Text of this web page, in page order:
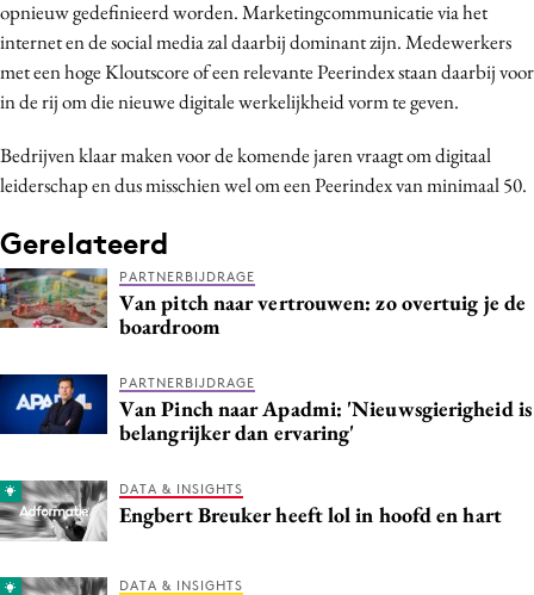
opnieuw gedefinieerd worden. Marketingcommunicatie via het
internet en de social media zal daarbij dominant zijn. Medewerkers
met een hoge Kloutscore of een relevante Peerindex staan daarbij voor
in de rij om die nieuwe digitale werkelijkheid vorm te geven.
Bedrijven klaar maken voor de komende jaren vraagt om digitaal
leiderschap en dus misschien wel om een Peerindex van minimaal 50.
Gerelateerd
PARTNERBIJDRAGE
Van pitch naar vertrouwen: zo overtuig je de
boardroom
PARTNERBIJDRAGE
Van Pinch naar Apadmi: 'Nieuwsgierigheid is
belangrijker dan ervaring'
DATA & INSIGHTS
Engbert Breuker heeft lol in hoofd en hart
DATA & INSIGHTS